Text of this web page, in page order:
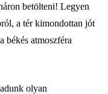
betölteni! Legyen
a tér kimondottan jót
békés atmoszféra
olyan